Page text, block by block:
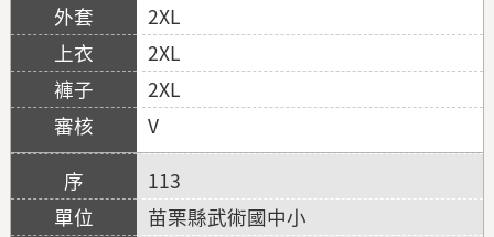
2XL
2XL
2XL
V
113
苗栗縣武術國中小